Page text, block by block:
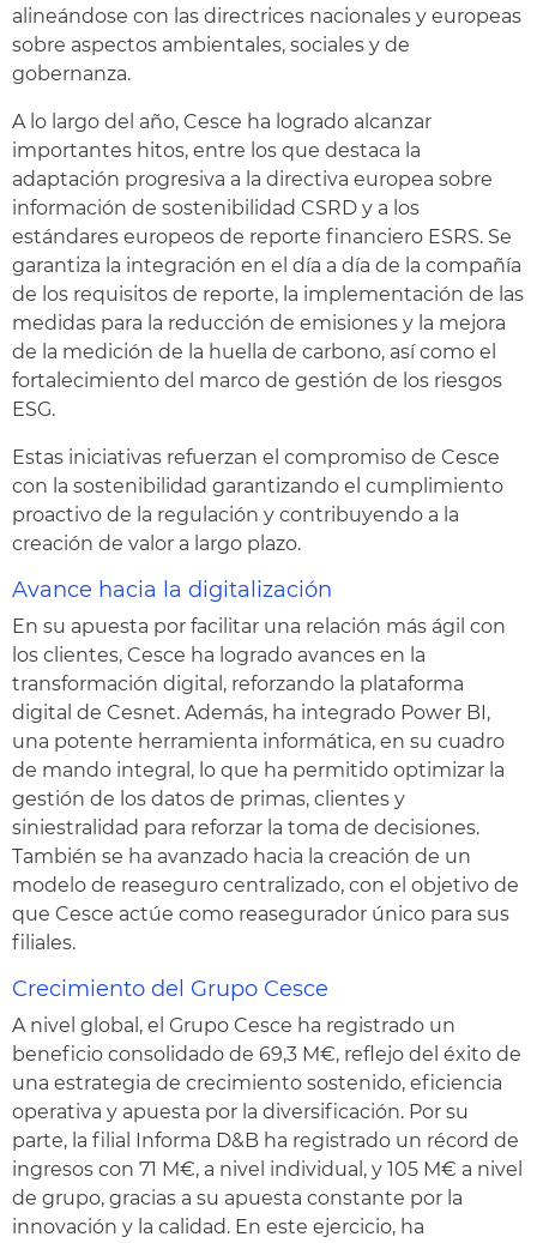
alineándose con las directrices nacionales y europeas
sobre aspectos ambientales, sociales y de
gobernanza.
A lo largo del año, Cesce ha logrado alcanzar
importantes hitos, entre los que destaca la
adaptación progresiva a la directiva europea sobre
información de sostenibilidad CSRD y a los
estándares europeos de reporte financiero ESRS. Se
garantiza la integración en el día a día de la compañía
de los requisitos de reporte, la implementación de las
medidas para la reducción de emisiones y la mejora
de la medición de la huella de carbono, así como el
fortalecimiento del marco de gestión de los riesgos
ESG.
Estas iniciativas refuerzan el compromiso de Cesce
con la sostenibilidad garantizando el cumplimiento
proactivo de la regulación y contribuyendo a la
creación de valor a largo plazo.
Avance hacia la digitalización
En su apuesta por facilitar una relación más ágil con
los clientes, Cesce ha logrado avances en la
transformación digital, reforzando la plataforma
digital de Cesnet. Además, ha integrado Power BI,
una potente herramienta informática, en su cuadro
de mando integral, lo que ha permitido optimizar la
gestión de los datos de primas, clientes y
siniestralidad para reforzar la toma de decisiones.
También se ha avanzado hacia la creación de un
modelo de reaseguro centralizado, con el objetivo de
que Cesce actúe como reasegurador único para sus
filiales.
Crecimiento del Grupo Cesce
A nivel global, el Grupo Cesce ha registrado un
beneficio consolidado de 69,3 M€, reflejo del éxito de
una estrategia de crecimiento sostenido, eficiencia
operativa y apuesta por la diversificación. Por su
parte, la filial Informa D&B ha registrado un récord de
ingresos con 71 M€, a nivel individual, y 105 M€ a nivel
de grupo, gracias a su apuesta constante por la
innovación y la calidad. En este ejercicio, ha